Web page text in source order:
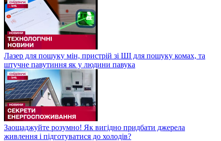
Лазер для пошуку мін, пристрій зі ШІ для пошуку комах, та
штучне павутиння як у людини павука
Заощаджуйте розумно! Як вигідно придбати джерела
живлення і підготуватися до холодів?